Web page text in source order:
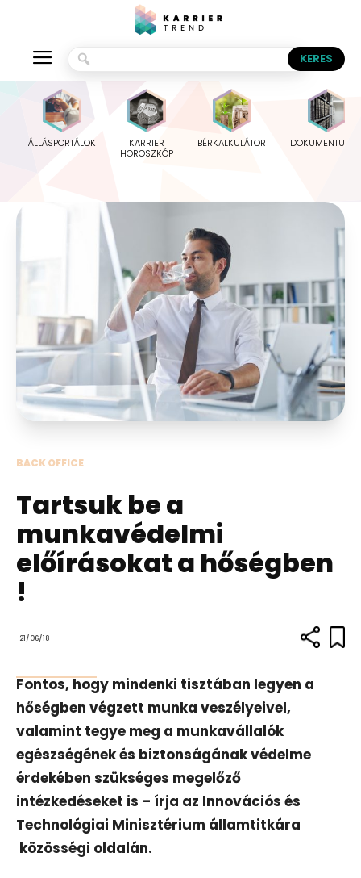
ÁLLÁSPORTÁLOK
KARRIER
HOROSZKÓP
BÉRKALKULÁTOR
BACK OFFICE
Tartsuk be a
munkavédelmi
előírásokat a hőségben
!
21/06/18
Fontos, hogy mindenki tisztában legyen a
hőségben végzett munka veszélyeivel,
valamint tegye meg a munkavállalók
egészségének és biztonságának védelme
érdekében szükséges megelőző
intézkedéseket is – írja az Innovációs és
Technológiai Minisztérium államtitkára
közösségi oldalán.